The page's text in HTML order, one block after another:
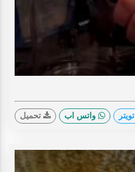
تويتر واتس اب تحميل